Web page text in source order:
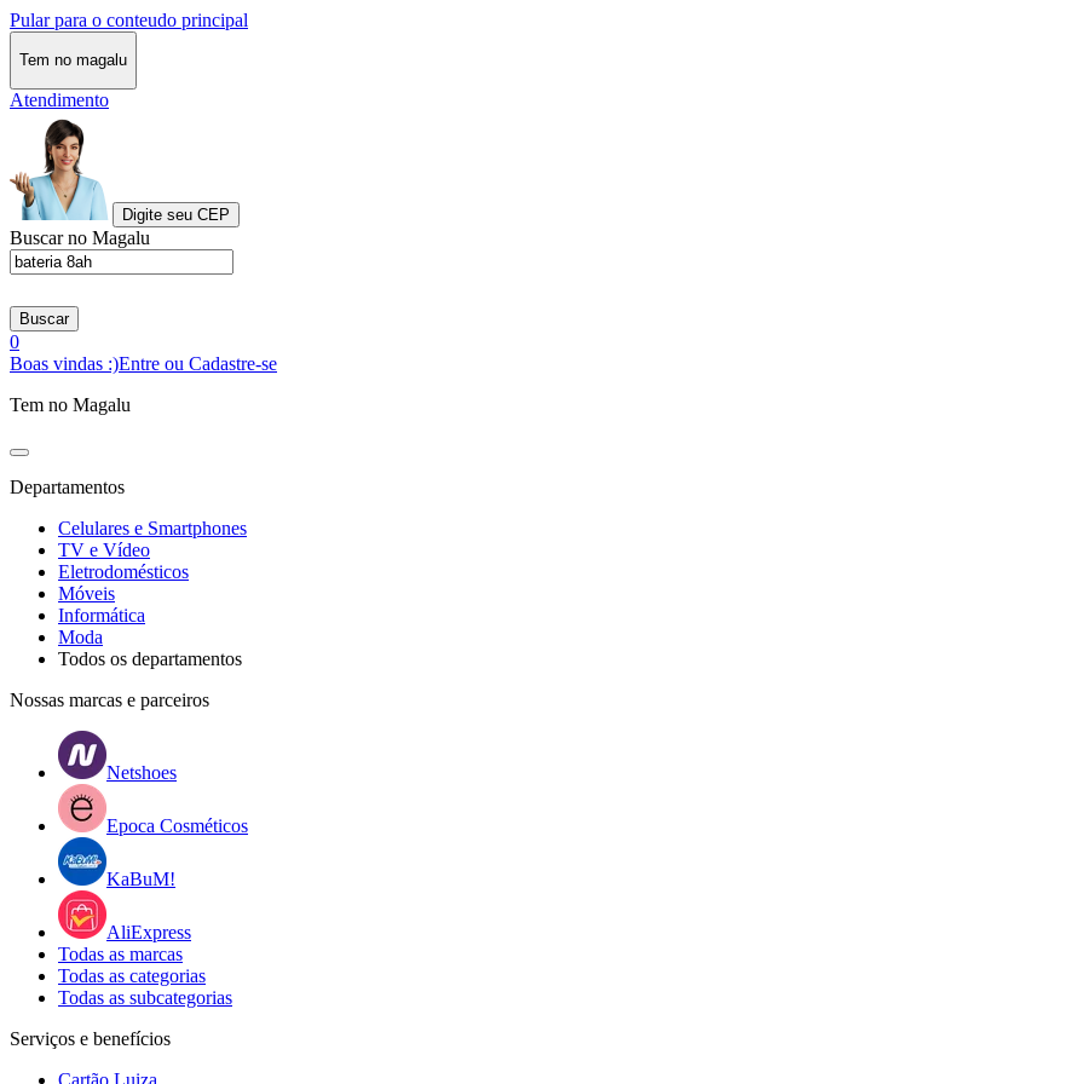
Pular para o conteudo principal
Tem no magalu
Atendimento
Digite seu CEP
Buscar no Magalu
Buscar
0
Boas vindas :)Entre ou Cadastre-se
Tem no Magalu
Departamentos
Celulares e Smartphones
TV e Vídeo
Eletrodomésticos
Móveis
Informática
Moda
Todos os departamentos
Nossas marcas e parceiros
Netshoes
Epoca Cosméticos
KaBuM!
AliExpress
Todas as marcas
Todas as categorias
Todas as subcategorias
Serviços e benefícios
Cartão Luiza